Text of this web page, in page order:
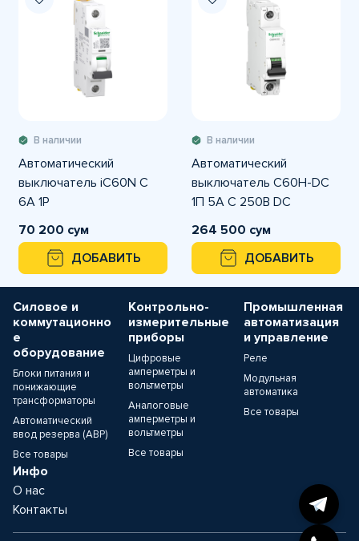
В наличии
Автоматический
выключатель iC60N C
6A 1P
70 200 сум
ДОБАВИТЬ
В наличии
Автоматический
выключатель C60H-DC
1П 5А C 250В DC
264 500 сум
ДОБАВИТЬ
Силовое и
коммутационно
е
оборудование
Блоки питания и
понижающие
трансформаторы
Автоматический
ввод резерва (АВР)
Все товары
Контрольно-
измерительные
приборы
Цифровые
амперметры и
вольтметры
Аналоговые
амперметры и
вольтметры
Все товары
Промышленная
автоматизация
и управление
Реле
Модульная
автоматика
Все товары
Инфо
О нас
Контакты